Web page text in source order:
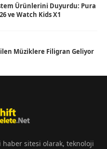
Ürünlerini Duyurdu: Pura
ve Watch Kids X1
Müziklere Filigran Geliyor
sitesi olarak, teknoloji